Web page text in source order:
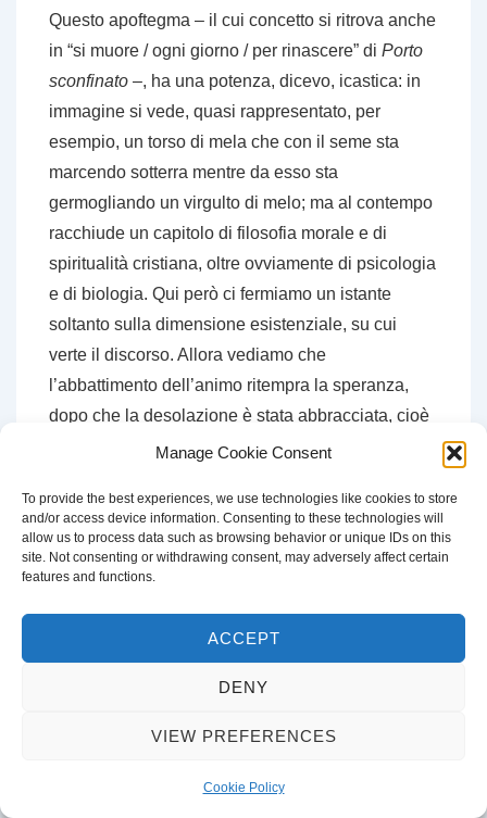
Manage Cookie Consent
To provide the best experiences, we use technologies like cookies to store
and/or access device information. Consenting to these technologies will
allow us to process data such as browsing behavior or unique IDs on this
site. Not consenting or withdrawing consent, may adversely affect certain
features and functions.
ACCEPT
DENY
VIEW PREFERENCES
Cookie Policy
Questo apoftegma – il cui concetto si ritrova anche
in “si muore / ogni giorno / per rinascere” di Porto
sconfinato –, ha una potenza, dicevo, icastica: in
immagine si vede, quasi rappresentato, per
esempio, un torso di mela che con il seme sta
marcendo sotterra mentre da esso sta
germogliando un virgulto di melo; ma al contempo
racchiude un capitolo di filosofia morale e di
spiritualità cristiana, oltre ovviamente di psicologia
e di biologia. Qui però ci fermiamo un istante
soltanto sulla dimensione esistenziale, su cui
verte il discorso. Allora vediamo che
l’abbattimento dell’animo ritempra la speranza,
dopo che la desolazione è stata abbracciata, cioè
viva pazienza, e vediamo che
all’esperienza che fu di Gesùnella carne – rende
poi maturi per l’offerta totale di sé
all’“aspettazione” (per servirmi di un efficacissimo
Il venturiero senza ventura
visita ad Assisi il 13 e 14 settembre 1897) della
vita e della resurrezione. Dice il poeta: